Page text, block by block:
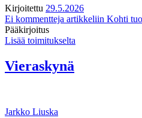
Kirjoitettu 29.5.2026
Ei kommentteja artikkeliin Kohti
Pääkirjoitus
Lisää toimitukselta
Vieraskynä
Jarkko Liuska